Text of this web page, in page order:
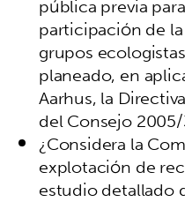
participación de
grupos
planeado, en
Aarhus, la
del Consejo
¿Considera la
explotación de
estudio detallado